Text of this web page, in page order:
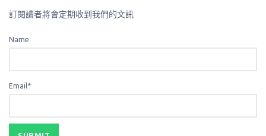
訂閱讀者將會定期收到我們的文訊
Name
Email*